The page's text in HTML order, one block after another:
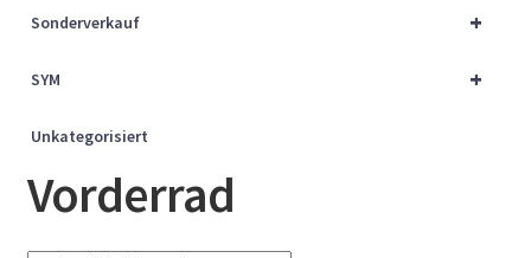
+
Sonderverkauf
+
SYM
Unkategorisiert
Vorderrad